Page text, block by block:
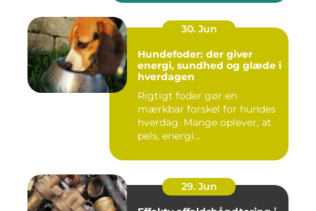
30. Jun
Hundefoder: der giver
energi, sundhed og glæde i
hverdagen
Rigtigt foder gør en
mærkbar forskel for hundes
hverdag. Mange oplever, at
pels, energi...
29. Jun